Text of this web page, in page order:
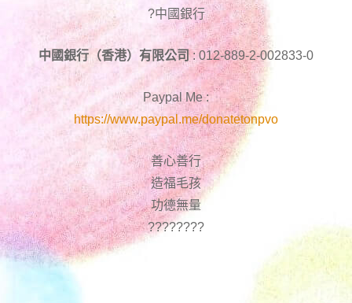
?中國銀行
中國銀行（香港）有限公司 : 012-889-2-002833-0
Paypal Me :
https://www.paypal.me/donatetonpvo
善心善行
造福毛孩
功德無量
????????